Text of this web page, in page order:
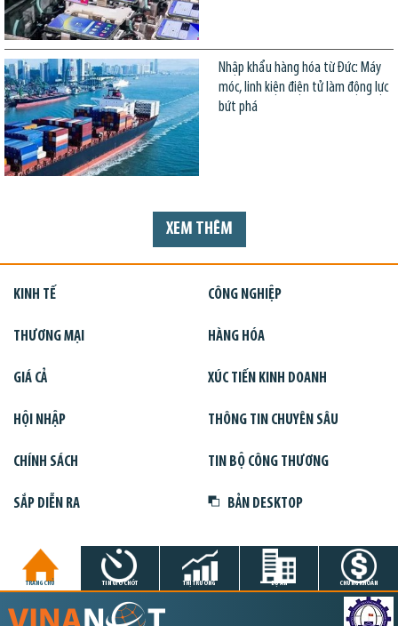
Nhập khẩu hàng hóa từ Đức: Máy
móc, linh kiện điện tử làm động lực
bứt phá
XEM THÊM
KINH TẾ CÔNG NGHIỆP
THƯƠNG MẠI HÀNG HÓA
GIÁ CẢ XÚC TIẾN KINH DOANH
HỘI NHẬP THÔNG TIN CHUYÊN SÂU
CHÍNH SÁCH TIN BỘ CÔNG THƯƠNG
SẮP DIỄN RA BẢN DESKTOP
TRANG CHỦ TIN GIỜ CHÓT THỊ TRƯỜNG DỰ ÁN CHỨNG KHOÁN